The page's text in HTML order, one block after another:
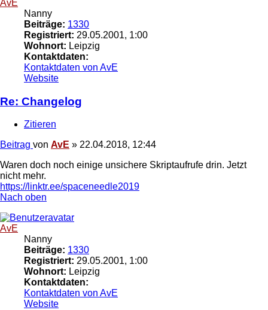
AvE
Nanny
Beiträge: 1330
Registriert: 29.05.2001, 1:00
Wohnort: Leipzig
Kontaktdaten:
Kontaktdaten von AvE
Website
Re: Changelog
Zitieren
Beitrag von AvE » 22.04.2018, 12:44
Waren doch noch einige unsichere Skriptaufrufe drin. Jetzt
nicht mehr.
https://linktr.ee/spaceneedle2019
Nach oben
AvE
Nanny
Beiträge: 1330
Registriert: 29.05.2001, 1:00
Wohnort: Leipzig
Kontaktdaten:
Kontaktdaten von AvE
Website